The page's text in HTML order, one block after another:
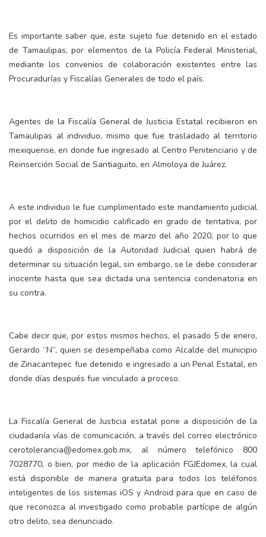
Es importante saber que, este sujeto fue detenido en el estado
de Tamaulipas, por elementos de la Policía Federal Ministerial,
mediante los convenios de colaboración existentes entre las
Procuradurías y Fiscalías Generales de todo el país.
Agentes de la Fiscalía General de Justicia Estatal recibieron en
Tamaulipas al individuo, mismo que fue trasladado al territorio
mexiquense, en donde fue ingresado al Centro Penitenciario y de
Reinserción Social de Santiaguito, en Almoloya de Juárez.
A este individuo le fue cumplimentado este mandamiento judicial
por el delito de homicidio calificado en grado de tentativa, por
hechos ocurridos en el mes de marzo del año 2020, por lo que
quedó a disposición de la Autoridad Judicial quien habrá de
determinar su situación legal, sin embargo, se le debe considerar
inocente hasta que sea dictada una sentencia condenatoria en
su contra.
Cabe decir que, por estos mismos hechos, el pasado 5 de enero,
Gerardo “N”, quien se desempeñaba como Alcalde del municipio
de Zinacantepec fue detenido e ingresado a un Penal Estatal, en
donde días después fue vinculado a proceso.
La Fiscalía General de Justicia estatal pone a disposición de la
ciudadanía vías de comunicación, a través del correo electrónico
cerotolerancia@edomex.gob.mx, al número telefónico 800
7028770, o bien, por medio de la aplicación FGJEdomex, la cual
está disponible de manera gratuita para todos los teléfonos
inteligentes de los sistemas iOS y Android para que en caso de
que reconozca al investigado como probable partícipe de algún
otro delito, sea denunciado.